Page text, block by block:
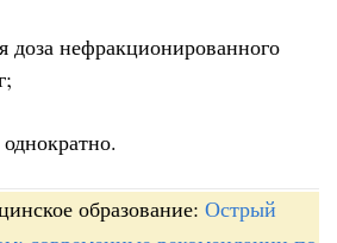
нефракционированного
образование: Острый